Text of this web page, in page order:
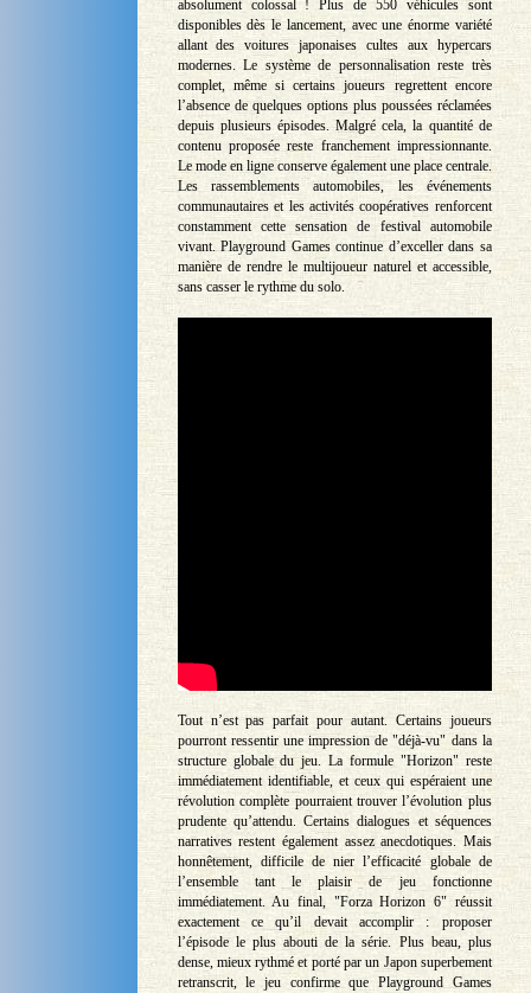
absolument colossal ! Plus de 550 véhicules sont
disponibles dès le lancement, avec une énorme variété
allant des voitures japonaises cultes aux hypercars
modernes. Le système de personnalisation reste très
complet, même si certains joueurs regrettent encore
l’absence de quelques options plus poussées réclamées
depuis plusieurs épisodes. Malgré cela, la quantité de
contenu proposée reste franchement impressionnante.
Le mode en ligne conserve également une place centrale.
Les rassemblements automobiles, les événements
communautaires et les activités coopératives renforcent
constamment cette sensation de festival automobile
vivant. Playground Games continue d’exceller dans sa
manière de rendre le multijoueur naturel et accessible,
sans casser le rythme du solo.
Tout n’est pas parfait pour autant. Certains joueurs
pourront ressentir une impression de "déjà-vu" dans la
structure globale du jeu. La formule "Horizon" reste
immédiatement identifiable, et ceux qui espéraient une
révolution complète pourraient trouver l’évolution plus
prudente qu’attendu. Certains dialogues et séquences
narratives restent également assez anecdotiques. Mais
honnêtement, difficile de nier l’efficacité globale de
l’ensemble tant le plaisir de jeu fonctionne
immédiatement. Au final, "Forza Horizon 6" réussit
exactement ce qu’il devait accomplir : proposer
l’épisode le plus abouti de la série. Plus beau, plus
dense, mieux rythmé et porté par un Japon superbement
retranscrit, le jeu confirme que Playground Games